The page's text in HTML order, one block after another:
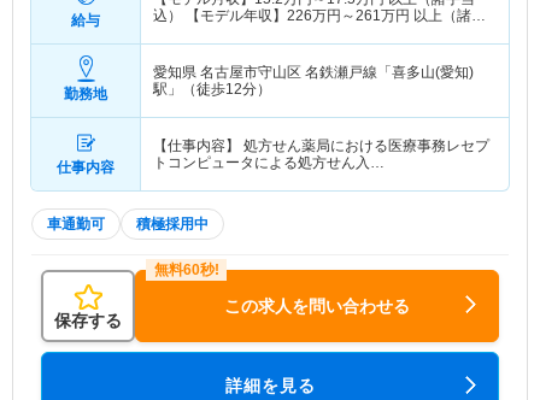
給与
込） 【モデル年収】 226万円～261万円 以上（諸手
勤務地
愛知県 名古屋市守山区 名鉄瀬戸線「喜多山(愛知)
駅」（徒歩12分）
仕事内容
【仕事内容】 処方せん薬局における医療事務レセプ
トコンピュータによる処方せん入…
車通勤可 積極採用中
保存する
この求人を問い合わせる
詳細を見る